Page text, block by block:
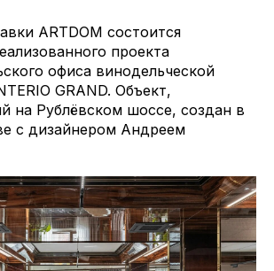
ARTDOM состоится
проекта
офиса винодельческой
GRAND. Объект,
на Рублёвском шоссе, создан в
с дизайнером Андреем